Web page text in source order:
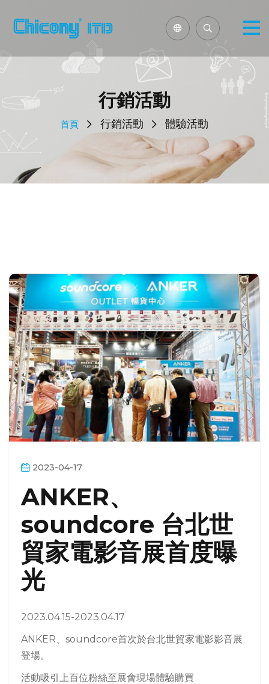
行銷活動
首頁 行銷活動 體驗活動
2023-04-17
ANKER、
soundcore 台北世
貿家電影音展首度曝
光
2023.04.15-2023.04.17
ANKER、soundcore首次於台北世貿家電影影音展
登場。
活動吸引上百位粉絲至展會現場體驗購買